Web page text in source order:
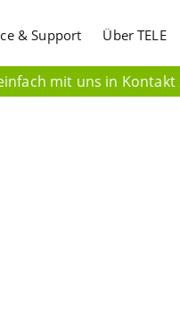
mit uns in
& Support Über TELE